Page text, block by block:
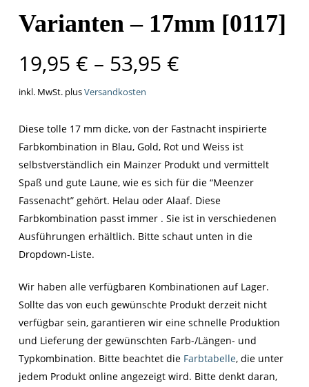
Varianten – 17mm [0117]
19,95 € – 53,95 €
inkl. MwSt. plusVersandkosten
Diese tolle 17 mm dicke, von der Fastnacht inspirierte
Farbkombination in Blau, Gold, Rot und Weiss ist
selbstverständlich ein Mainzer Produkt und vermittelt
Spaß und gute Laune, wie es sich für die “Meenzer
Fassenacht” gehört. Helau oder Alaaf. Diese
Farbkombination passt immer . Sie ist in verschiedenen
Ausführungen erhältlich. Bitte schaut unten in die
Dropdown-Liste.
Wir haben alle verfügbaren Kombinationen auf Lager.
Sollte das von euch gewünschte Produkt derzeit nicht
verfügbar sein, garantieren wir eine schnelle Produktion
und Lieferung der gewünschten Farb-/Längen- und
Typkombination. Bitte beachtet die Farbtabelle, die unter
jedem Produkt online angezeigt wird. Bitte denkt daran,